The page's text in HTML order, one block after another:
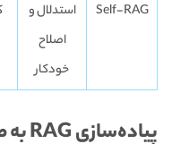
Self-RAG
استدلال و
اصلاح
خودکار
پیاده‌سازی RAG به صورت گام‌به‌گام